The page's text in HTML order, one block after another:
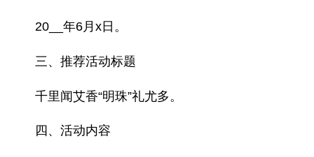
20__年6月x日。
三、推荐活动标题
千里闻艾香“明珠”礼尤多。
四、活动内容